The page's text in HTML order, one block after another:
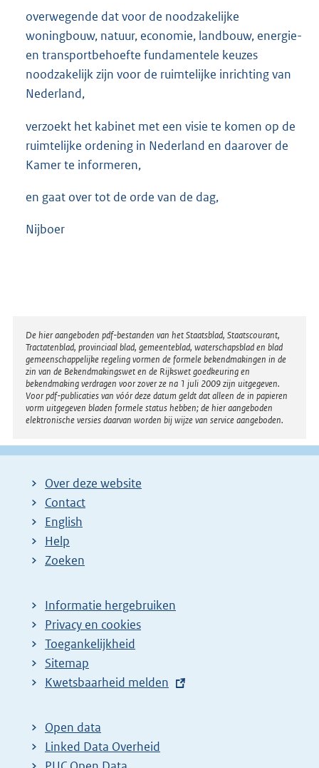
overwegende dat voor de noodzakelijke
woningbouw, natuur, economie, landbouw, energie-
en transportbehoefte fundamentele keuzes
noodzakelijk zijn voor de ruimtelijke inrichting van
Nederland,
verzoekt het kabinet met een visie te komen op de
ruimtelijke ordening in Nederland en daarover de
Kamer te informeren,
en gaat over tot de orde van de dag,
Nijboer
Disclaimer
De hier aangeboden pdf-bestanden van het Staatsblad, Staatscourant,
Tractatenblad, provinciaal blad, gemeenteblad, waterschapsblad en blad
gemeenschappelijke regeling vormen de formele bekendmakingen in de
zin van de Bekendmakingswet en de Rijkswet goedkeuring en
bekendmaking verdragen voor zover ze na 1 juli 2009 zijn uitgegeven.
Voor pdf-publicaties van vóór deze datum geldt dat alleen de in papieren
vorm uitgegeven bladen formele status hebben; de hier aangeboden
elektronische versies daarvan worden bij wijze van service aangeboden.
Over deze website
Contact
English
Help
Zoeken
Informatie hergebruiken
Privacy en cookies
Toegankelijkheid
Sitemap
E
t
e
r
Kwetsbaarheid melden
Open data
Linked Data Overheid